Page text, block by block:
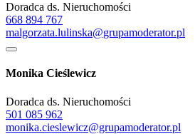
Doradca ds. Nieruchomości
668 894 767
malgorzata.lulinska@grupamoderator.pl
Monika Cieślewicz
Doradca ds. Nieruchomości
501 085 962
monika.cieslewicz@grupamoderator.pl